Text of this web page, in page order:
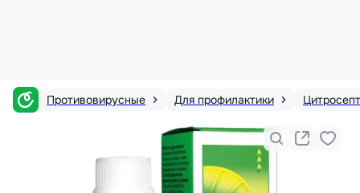
Противовирусные Для профилактики